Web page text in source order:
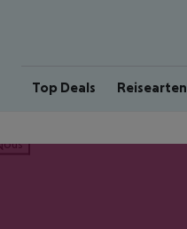
Top Deals Reisearten